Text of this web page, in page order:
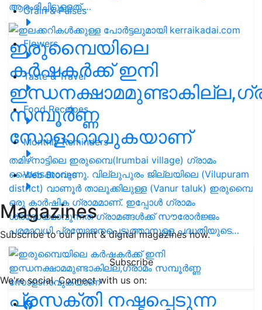
Grain & Pulses
Flowers
Taste & Travel
Food Receipes
Monthly Reminders
Web Stories
Magazines
Subscribe to our print & digital magazines now.
Subscribe
We're social. Connect with us on:
ആരംഭിച്ചിട്ടുള്ളത്.…
ഇരുമ്പൈയിലെ
കര്‍ഷകര്‍ക്ക് ഇനി
സമ്പൂര്‍ണ്ണ
സോളാറാവുകയാണ്
തമിഴ്‌നാട്ടിലെ ഇരുമ്പൈ(Irumbai village) ഗ്രാമം
ഹൈടെക്കാവുന്നു. വില്ലുപുരം ജില്ലയിലെ (Vilupuram
district) വാണൂര്‍ താലൂക്കിലുള്ള (Vanur taluk) ഇരുമ്പൈ
ഒരു കാര്‍ഷിക ഗ്രാമമാണ്. ഇപ്പോള്‍ ഗ്രാമം
ശ്രദ്ധേയമാവുന്നത് ഗ്രാമങ്ങള്‍ക്ക് സൗരോര്‍ജ്ജം
പരമാവധി പ്രയോജനപ്പെടുത്താനുള്ള പദ്ധതിയുടെ…
പ്രസക്തി നഷ്ടപ്പെടുന്ന